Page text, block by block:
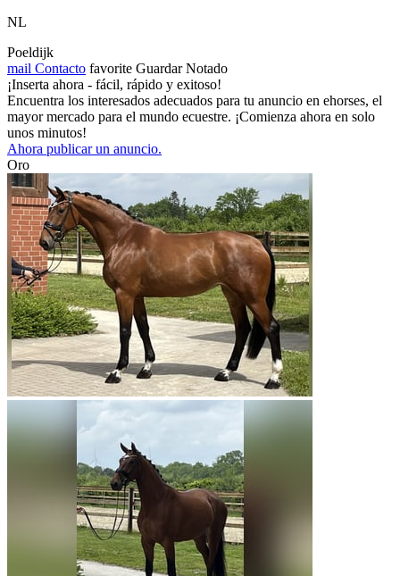
NL
Poeldijk
mail Contacto favorite Guardar Notado
¡Inserta ahora - fácil, rápido y exitoso!
Encuentra los interesados adecuados para tu anuncio en ehorses, el
mayor mercado para el mundo ecuestre. ¡Comienza ahora en solo
unos minutos!
Ahora publicar un anuncio.
Oro